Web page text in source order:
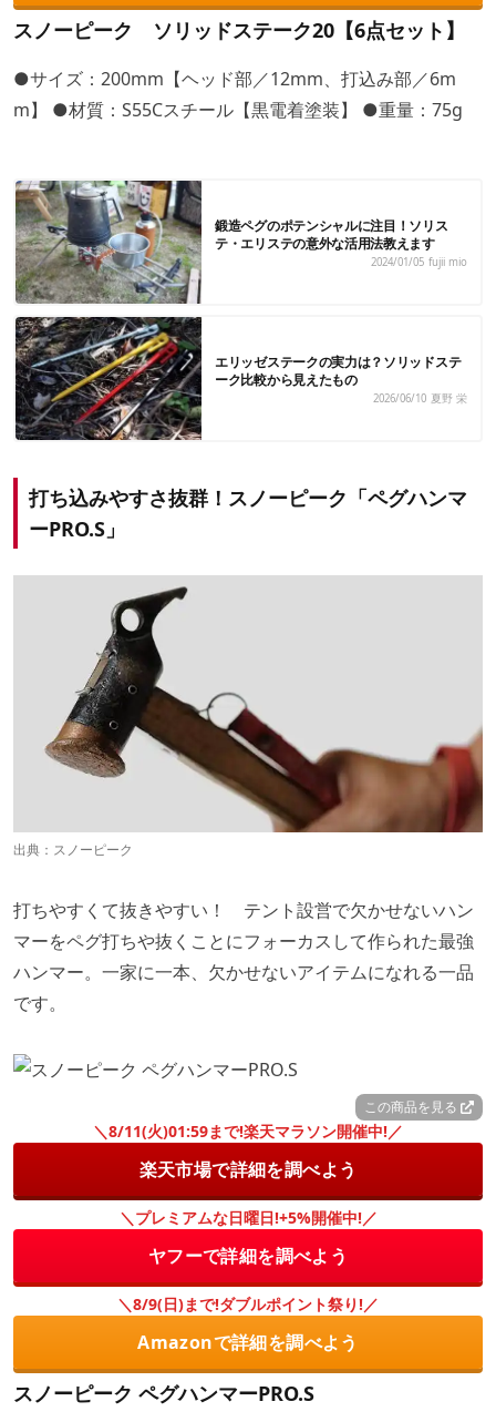
スノーピーク ソリッドステーク20【6点セット】
●サイズ：200mm【ヘッド部／12mm、打込み部／6m
m】 ●材質：S55Cスチール【黒電着塗装】 ●重量：75g
鍛造ペグのポテンシャルに注目！ソリス
テ・エリステの意外な活用法教えます
2024/01/05 fujii mio
エリッゼステークの実力は？ソリッドステ
ーク比較から見えたもの
2026/06/10 夏野 栄
打ち込みやすさ抜群！スノーピーク「ペグハンマ
ーPRO.S」
出典： スノーピーク
打ちやすくて抜きやすい！ テント設営で欠かせないハン
マーをペグ打ちや抜くことにフォーカスして作られた最強
ハンマー。一家に一本、欠かせないアイテムになれる一品
です。
この商品を見る
＼8/11(火)01:59まで!楽天マラソン開催中!／
楽天市場で詳細を調べよう
＼プレミアムな日曜日!+5%開催中!／
ヤフーで詳細を調べよう
＼8/9(日)まで!ダブルポイント祭り!／
Amazonで詳細を調べよう
スノーピーク ペグハンマーPRO.S